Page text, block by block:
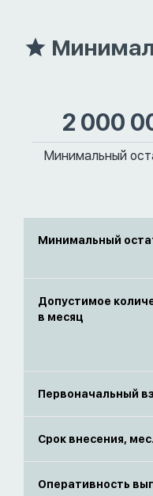
2 000
Минимальный
Минимальный
Допустимое
в месяц
Первоначальный
Срок внесения, мес.
Оперативность